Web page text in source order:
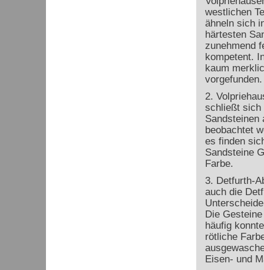
westlichen
ähneln sich
härtesten
zunehmend
kompetent.
kaum
2.
schließt sich
Sandsteinen
beobachtet
es finden
Sandsteine
Farbe.
3. Detfurth-
auch die
Die
häufig
rötliche
Eisen- und